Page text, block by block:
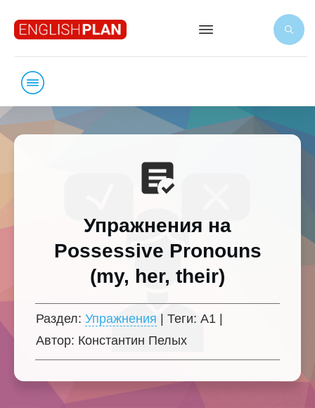
Упражнения на
Possessive Pronouns
(my, her, their)
Раздел: Упражнения | Теги: A1 |
Автор: Константин Пелых